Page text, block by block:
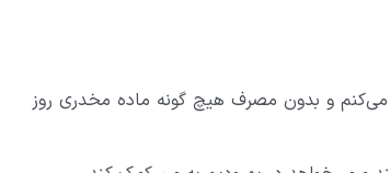
می‌کنم و بدون مصرف هیچ گونه ماده مخدری روز